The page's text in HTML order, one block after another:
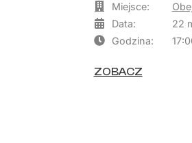
Miejsce:
Data:
22
Godzina:
ZOBACZ